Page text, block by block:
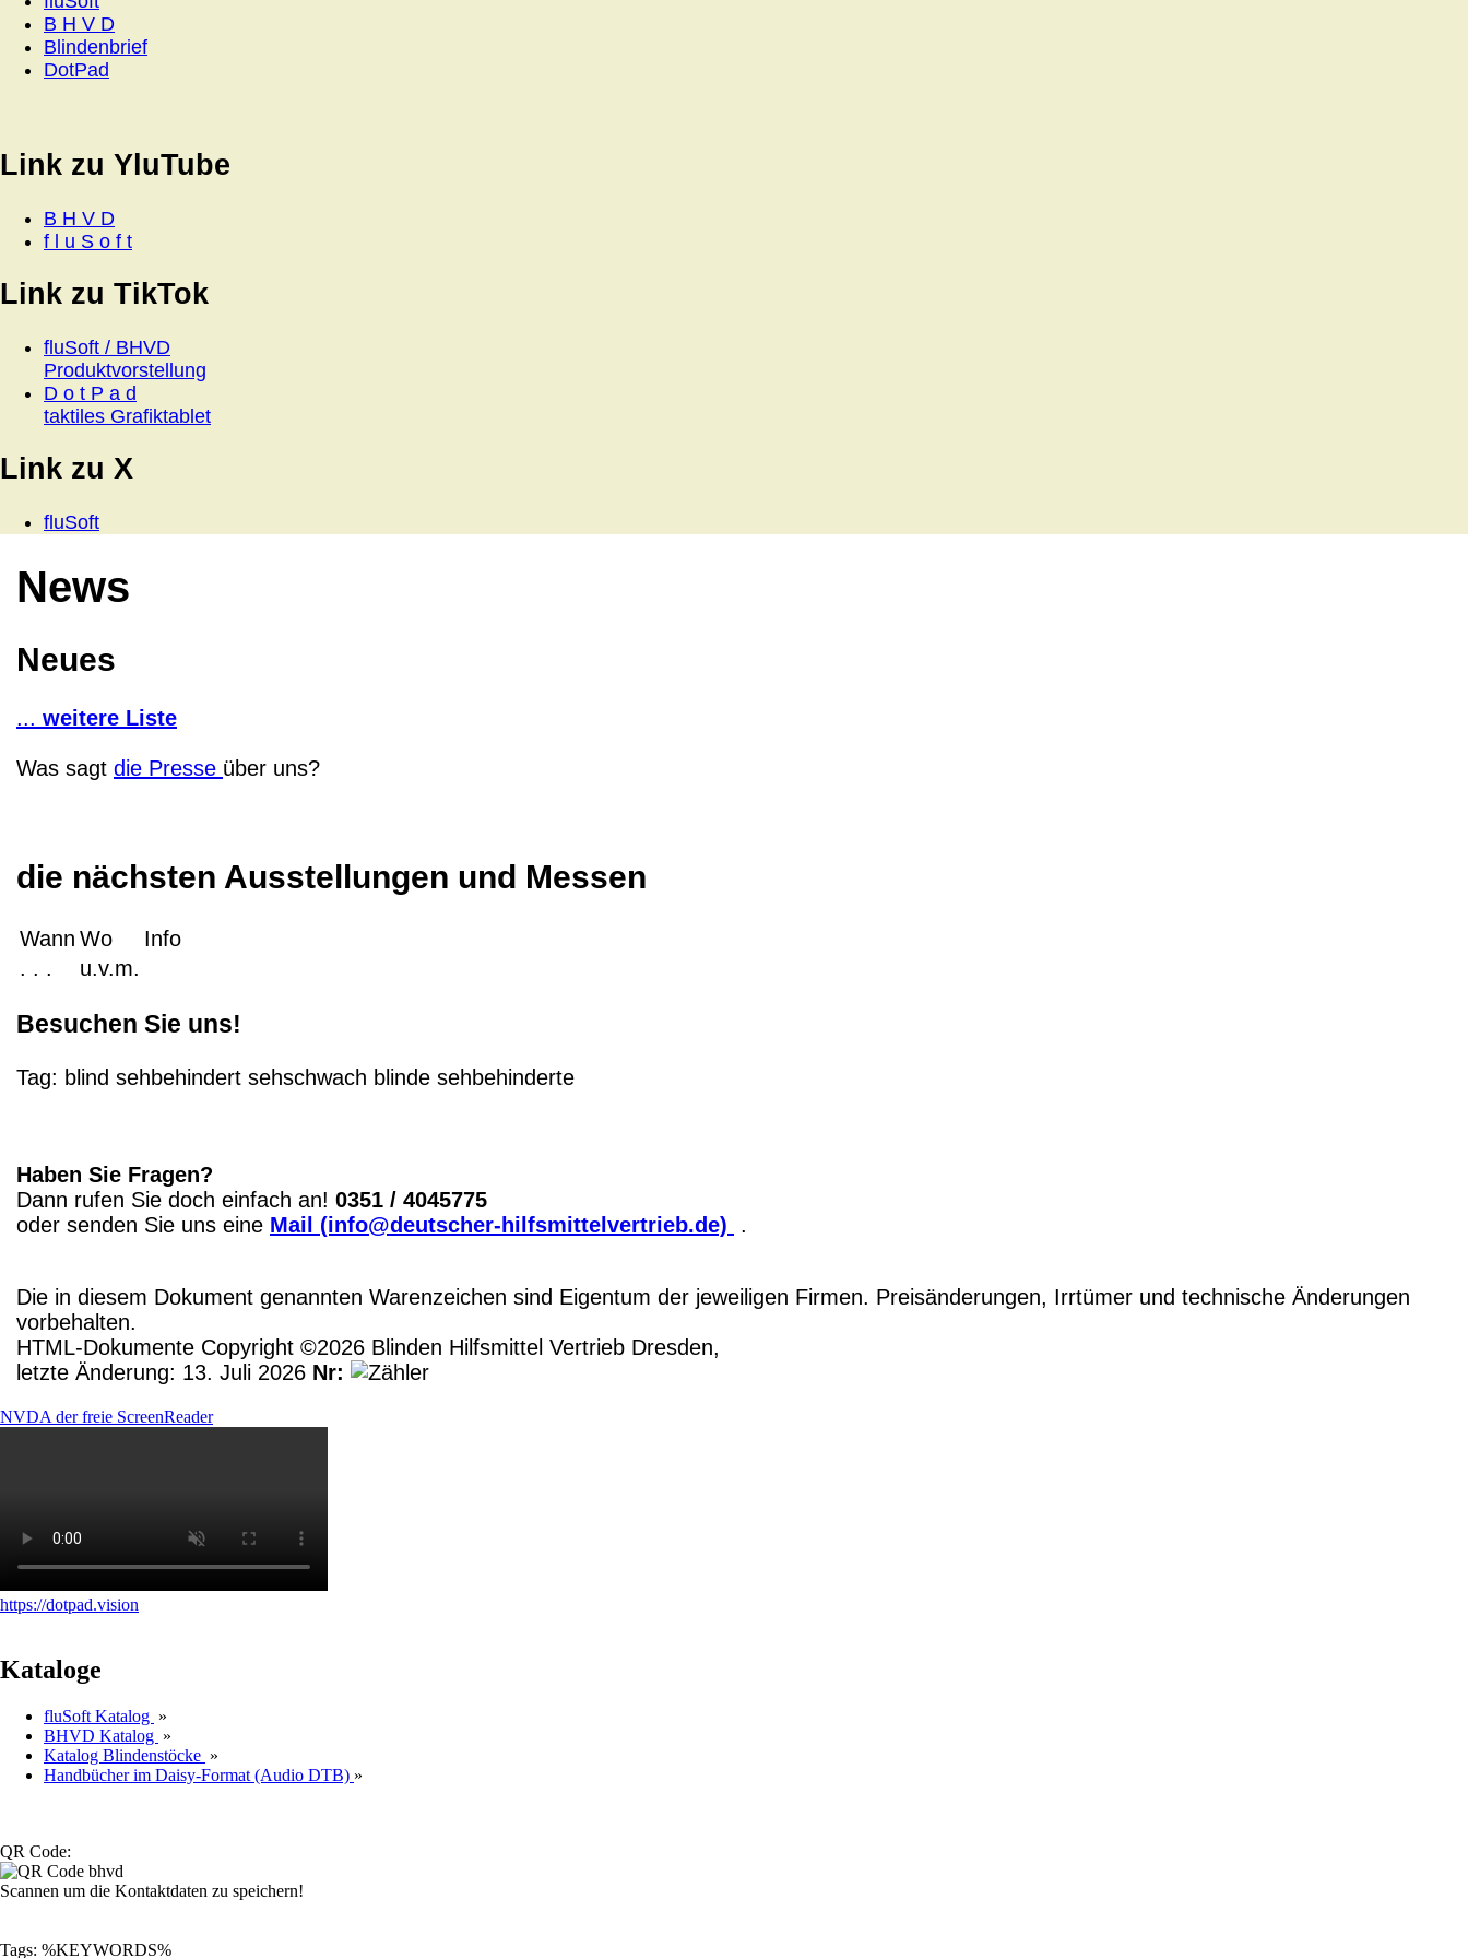
B H V D
Blindenbrief
DotPad
Link zu YluTube
B H V D
f l u S o f t
Link zu TikTok
fluSoft / BHVD
Produktvorstellung
D o t P a d
taktiles Grafiktablet
Link zu X
fluSoft
News
Neues
... weitere Liste
Was sagt die Presse über uns?
die nächsten Ausstellungen und Messen
Wann Wo
Info
. . .
u.v.m.
Besuchen Sie uns!
Tag: blind sehbehindert sehschwach blinde sehbehinderte
Haben Sie Fragen?
Dann rufen Sie doch einfach an! 0351 / 4045775
oder senden Sie uns eine Mail (info@deutscher-hilfsmittelvertrieb.de) .
Die in diesem Dokument genannten Warenzeichen sind Eigentum der jeweiligen Firmen. Preisänderungen, Irrtümer und technische Änderungen
vorbehalten.
HTML-Dokumente Copyright ©2026 Blinden Hilfsmittel Vertrieb Dresden,
letzte Änderung: 13. Juli 2026 Nr:
NVDA der freie ScreenReader
https://dotpad.vision
Kataloge
fluSoft Katalog »
BHVD Katalog »
Katalog Blindenstöcke »
Handbücher im Daisy-Format (Audio DTB) »
QR Code:
Scannen um die Kontaktdaten zu speichern!
Tags: %KEYWORDS%